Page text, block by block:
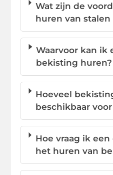
Wat zijn de
huren van
Waarvoor kan ik
bekisting huren?
Hoeveel
beschikbaar
Hoe vraag ik
het huren van